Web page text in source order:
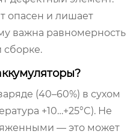
опасен и лишает
важна равномерность
сборке.
(40–60%) в сухом
+10…+25°C). Не
— это может